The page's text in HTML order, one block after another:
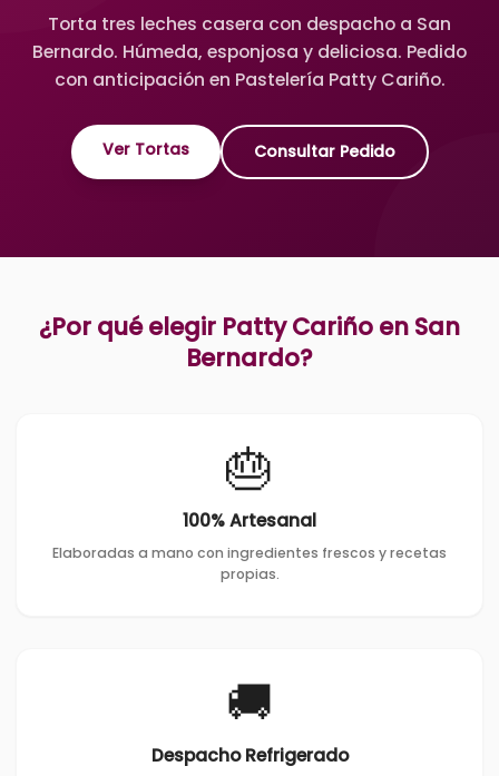
Torta tres leches casera con despacho a San
Bernardo. Húmeda, esponjosa y deliciosa. Pedido
con anticipación en Pastelería Patty Cariño.
Ver Tortas Consultar Pedido
¿Por qué elegir Patty Cariño en San
Bernardo?
🎂
100% Artesanal
Elaboradas a mano con ingredientes frescos y recetas
propias.
🚚
Despacho Refrigerado